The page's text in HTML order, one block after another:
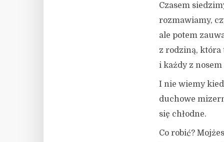
Czasem
rozmawiamy,
ale potem
z rodziną, która
i każdy z
I nie wiemy
duchowe
się chłodne.
Co robić?